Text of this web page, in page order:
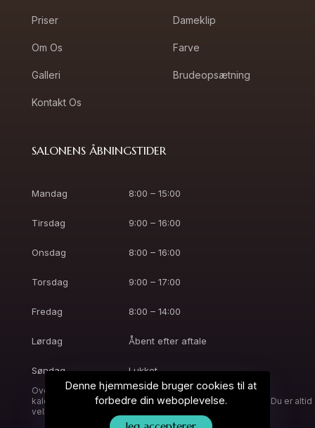
Priser
Om Os
Galleri
Kontakt Os
Dameklip
Farve
Brudeopsætning
SALONENS ÅBNINGSTIDER
Mandag 8:00 – 15:00
Tirsdag 9:00 – 16:00
Onsdag 8:00 – 16:00
Torsdag 9:00 – 17:00
Fredag 8:00 – 14:00
Lørdag Åbent efter aftale
Søndag Lukket
Overstående er vejledende åbningstider. Online booking
kalenderen vil være opdateret med aktuelle åbningstider. Du er altid
velkommen til at ringe, så finder vi en tid til dig.
Denne hjemmeside bruger cookies til at
forbedre din weboplevelse.